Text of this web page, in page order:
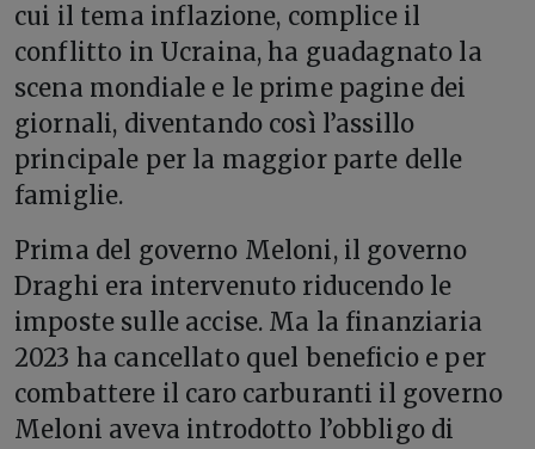
cui il tema inflazione, complice il
conflitto in Ucraina, ha guadagnato la
scena mondiale e le prime pagine dei
giornali, diventando così l’assillo
principale per la maggior parte delle
famiglie.
Prima del governo Meloni, il governo
Draghi era intervenuto riducendo le
imposte sulle accise. Ma la finanziaria
2023 ha cancellato quel beneficio e per
combattere il caro carburanti il governo
Meloni aveva introdotto l’obbligo di